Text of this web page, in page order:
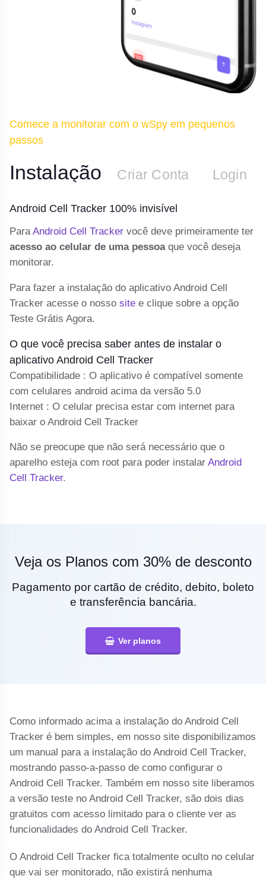
Comece a monitorar com o wSpy em pequenos
passos
Instalação Criar Conta Login
Android Cell Tracker 100% invisível
ParaAndroid Cell Tracker você deve primeiramente ter
acesso ao celular de uma pessoaque você deseja
monitorar.
Para fazer a instalação do aplicativo Android Cell
Tracker acesse o nossosite e clique sobre a opção
Teste Grátis Agora.
O que você precisa saber antes de instalar o
aplicativo Android Cell Tracker
Compatibilidade : O aplicativo é compatível somente
com celulares android acima da versão 5.0
Internet : O celular precisa estar com internet para
baixar o Android Cell Tracker
Não se preocupe que não será necessário que o
aparelho esteja com root para poder instalarAndroid
Cell Tracker.
Veja os Planos com 30% de desconto
Pagamento por cartão de crédito, debito, boleto
e transferência bancária.
Ver planos
Como informado acima a instalação do Android Cell
Tracker é bem simples, em nosso site disponibilizamos
um manual para a instalação do Android Cell Tracker,
mostrando passo-a-passo de como configurar o
Android Cell Tracker. Também em nosso site liberamos
a versão teste no Android Cell Tracker, são dois dias
gratuitos com acesso limitado para o cliente ver as
funcionalidades do Android Cell Tracker.
O Android Cell Tracker fica totalmente oculto no celular
que vai ser monitorado, não existirá nenhuma